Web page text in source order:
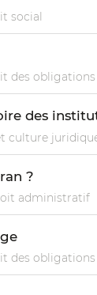
social
des obligations
des
culture
?
administratif
des obligations